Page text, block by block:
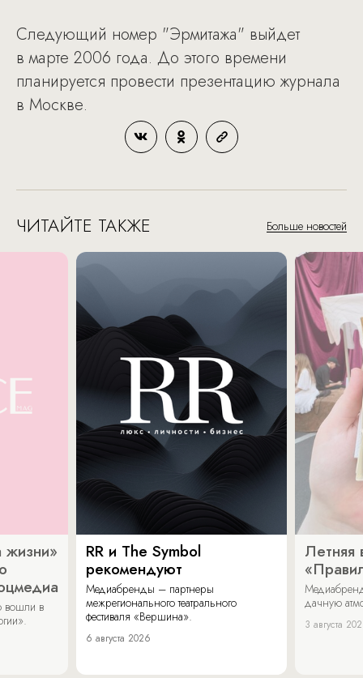
Следующий номер "Эрмитажа" выйдет
в марте 2006 года. До этого времени
планируется провести презентацию журнала
в Москве.
ЧИТАЙТЕ ТАКЖЕ Больше новостей
жизни»
вошли в
RR и The Symbol
рекомендуют
Медиабренды – партнеры
межрегионального театрального
фестиваля «Вершина».
6 августа 2026
Летняя
дачную
3 августа